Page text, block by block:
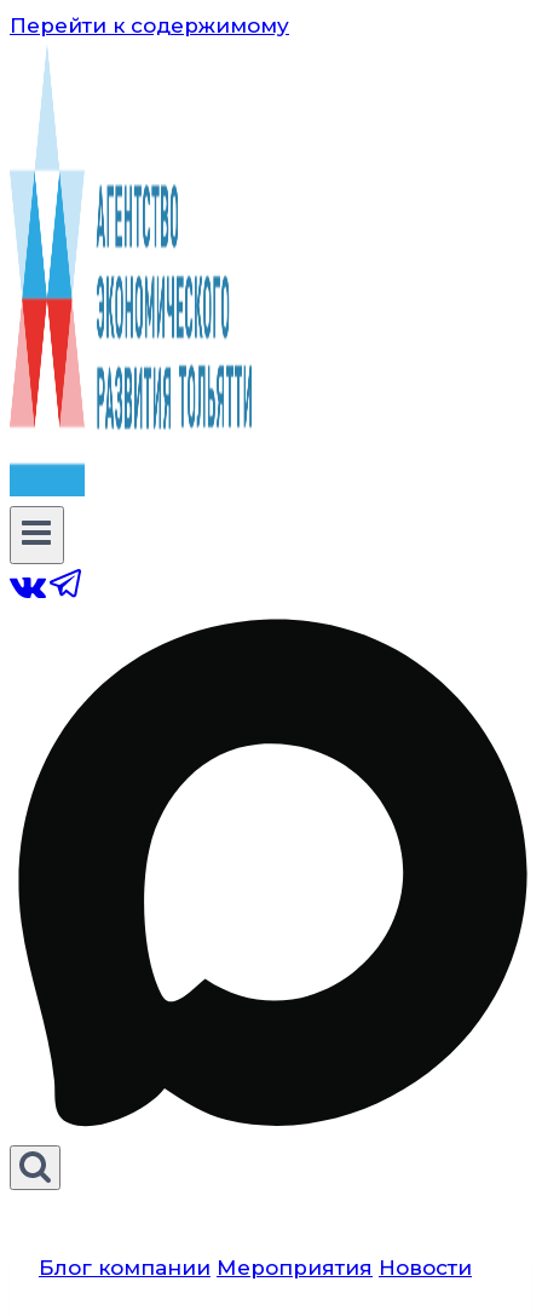
Перейти к содержимому
Блог компании Мероприятия Новости